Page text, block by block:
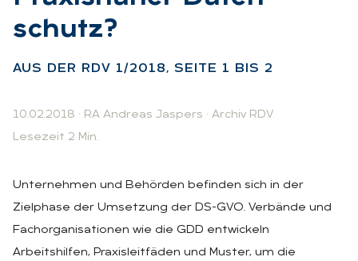
schutz?
AUS DER RDV 1/2018, SEI­TE 1 BIS 2
10.02.2018 · RA Andreas Jaspers · Archiv RDV
Lesezeit 2 Min.
Unternehmen und Behörden befinden sich in der
Zielphase der Umsetzung der DS-GVO. Verbände und
Fachorganisationen wie die GDD entwickeln
Arbeitshilfen, Praxisleitfäden und Muster, um die